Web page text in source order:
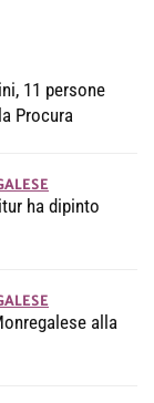
11 persone
Procura
ha dipinto
alla